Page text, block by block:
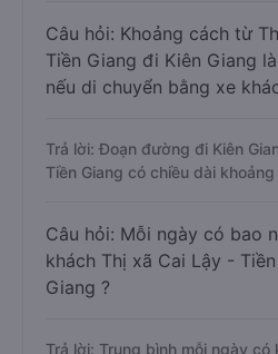
Câu hỏi: Khoảng cách từ
Tiền Giang đi Kiên Giang
nếu di chuyển bằng xe
Trả lời: Đoạn đường đi Kiên
Tiền Giang có chiều dài
Câu hỏi: Mỗi ngày có bao
khách Thị xã Cai Lậy -
Giang ?
Trả lời: Trung bình mỗi ngày